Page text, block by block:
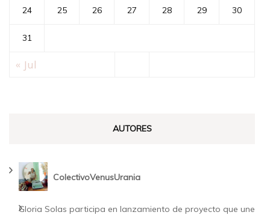
24 25 26 27 28 29 30
31
« Jul
AUTORES
ColectivoVenusUrania
Gloria Solas participa en lanzamiento de proyecto que une